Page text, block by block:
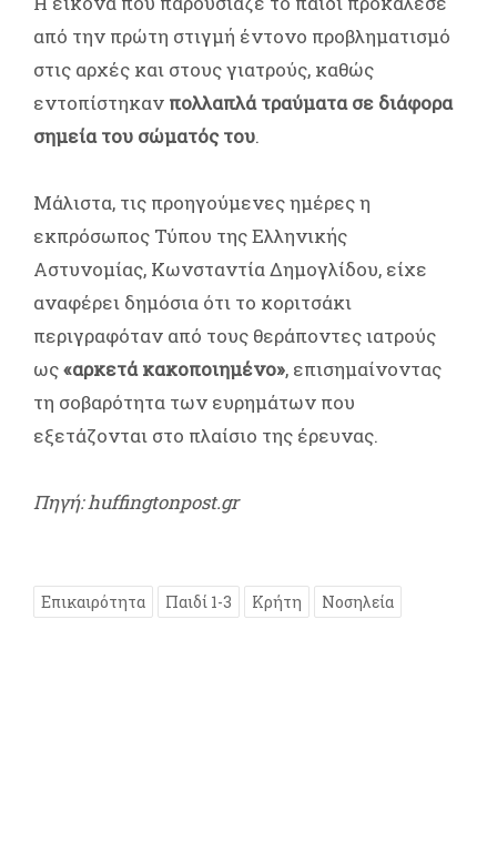
από την πρώτη στιγμή έντονο προβληματισμό
στις αρχές και στους γιατρούς, καθώς
εντοπίστηκαν πολλαπλά τραύματα σε διάφορα
σημεία του σώματός του.
Μάλιστα, τις προηγούμενες ημέρες η
εκπρόσωπος Τύπου της Ελληνικής
Αστυνομίας, Κωνσταντία Δημογλίδου, είχε
αναφέρει δημόσια ότι το κοριτσάκι
περιγραφόταν από τους θεράποντες ιατρούς
ως«αρκετά κακοποιημένο», επισημαίνοντας
τη σοβαρότητα των ευρημάτων που
εξετάζονται στο πλαίσιο της έρευνας.
Πηγή: huffingtonpost.gr
Επικαιρότητα Παιδί 1-3 Κρήτη Νοσηλεία